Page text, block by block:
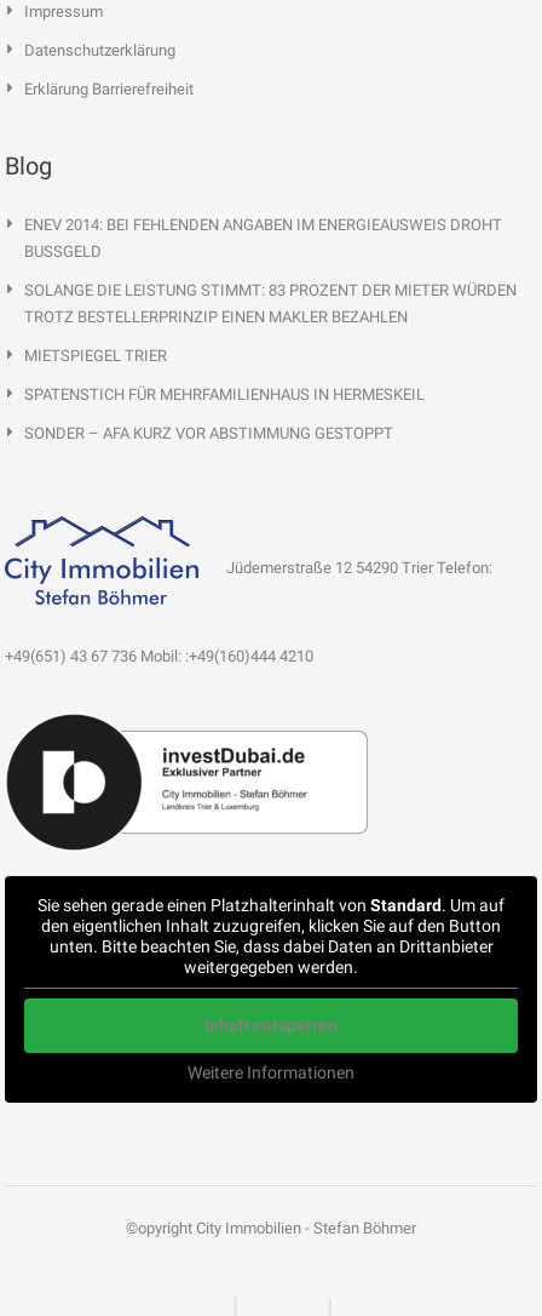
Impressum
Datenschutzerklärung
Erklärung Barrierefreiheit
Blog
ENEV 2014: BEI FEHLENDEN ANGABEN IM ENERGIEAUSWEIS DROHT
BUSSGELD
SOLANGE DIE LEISTUNG STIMMT: 83 PROZENT DER MIETER WÜRDEN
TROTZ BESTELLERPRINZIP EINEN MAKLER BEZAHLEN
MIETSPIEGEL TRIER
SPATENSTICH FÜR MEHRFAMILIENHAUS IN HERMESKEIL
SONDER – AFA KURZ VOR ABSTIMMUNG GESTOPPT
Jüdemerstraße 12 54290 Trier Telefon:
+49(651) 43 67 736 Mobil: :+49(160)444 4210
Sie sehen gerade einen Platzhalterinhalt von Standard. Um auf
den eigentlichen Inhalt zuzugreifen, klicken Sie auf den Button
unten. Bitte beachten Sie, dass dabei Daten an Drittanbieter
weitergegeben werden.
Inhalt entsperren
Weitere Informationen
©opyright City Immobilien - Stefan Böhmer